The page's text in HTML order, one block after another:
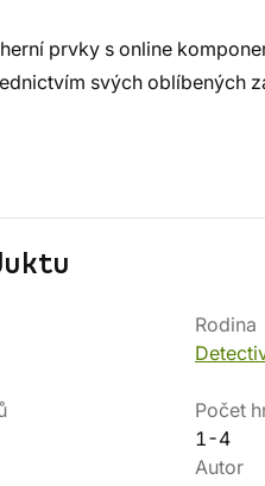
prvky s online
svých oblíbených
Rodina
Počet
1-4
Autor